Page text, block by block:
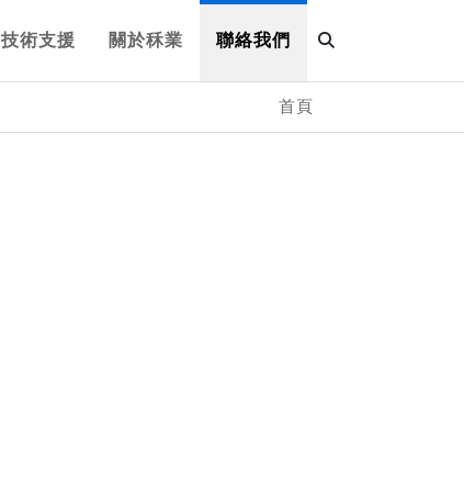
技術支援 關於秝業 聯絡我們
首頁